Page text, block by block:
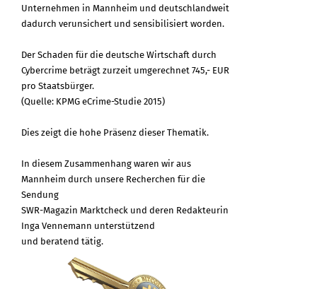
Unternehmen in Mannheim und deutschlandweit
dadurch verunsichert und sensibilisiert worden.
Der Schaden für die deutsche Wirtschaft durch
Cybercrime beträgt zurzeit umgerechnet 745,- EUR
pro Staatsbürger.
(Quelle: KPMG eCrime-Studie 2015)
Dies zeigt die hohe Präsenz dieser Thematik.
In diesem Zusammenhang waren wir aus
Mannheim durch unsere Recherchen für die
Sendung
SWR-Magazin Marktcheck und deren Redakteurin
Inga Vennemann unterstützend
und beratend tätig.